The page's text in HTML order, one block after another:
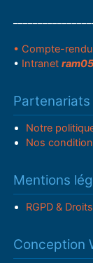
• Compte-
• Intranetram05
Partenariats
Notre
Nos
Mentions
RGPD &
Conception